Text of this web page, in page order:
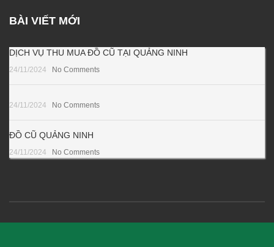
BÀI VIẾT MỚI
DỊCH VỤ THU MUA ĐỒ CŨ TẠI QUẢNG NINH
24/11/2024 No Comments
24/11/2024 No Comments
ĐỒ CŨ QUẢNG NINH
24/11/2024 No Comments